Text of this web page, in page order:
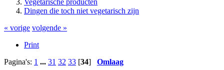
Dingen die toch niet vegetarisch zijn
« vorige volgende »
Print
Pagina's: 1 ... 31 32 33 [34] Omlaag